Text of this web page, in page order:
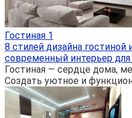
Гостиная 1
8 стилей дизайна
современный интерьер
Гостиная — сердце дома,
Создать уютное и